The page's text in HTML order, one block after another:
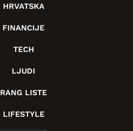
HRVATSKA
FINANCIJE
TECH
LJUDI
RANG LISTE
LIFESTYLE